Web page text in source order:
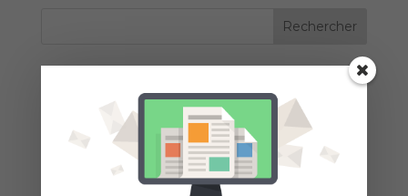
Coming Soon
Commentaires récents